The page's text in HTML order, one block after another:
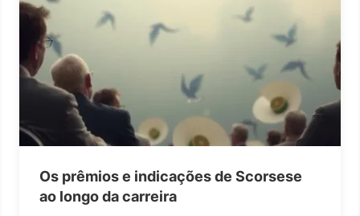
Os prêmios e indicações de Scorsese
ao longo da carreira